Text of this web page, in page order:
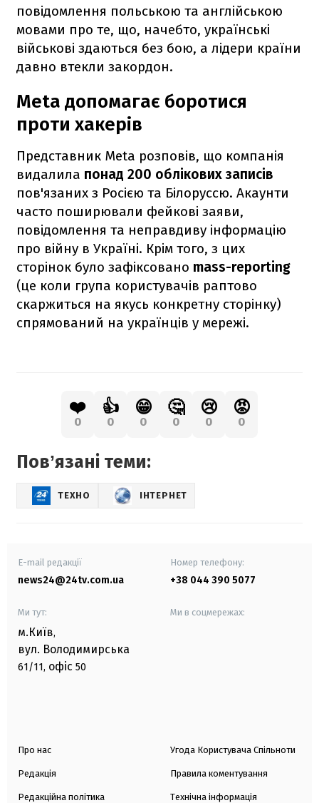
повідомлення польською та англійською
мовами про те, що, начебто, українські
військові здаються без бою, а лідери країни
давно втекли закордон.
Meta допомагає боротися
проти хакерів
Представник Meta розповів, що компанія
видалила понад 200 облікових записів
пов'язаних з Росією та Білоруссю. Акаунти
часто поширювали фейкові заяви,
повідомлення та неправдиву інформацію
про війну в Україні. Крім того, з цих
сторінок було зафіксовано mass-reporting
(це коли група користувачів раптово
скаржиться на якусь конкретну сторінку)
спрямований на українців у мережі.
❤️
0
👍
0
😁
0
🤔
0
😢
0
😡
0
Повʼязані теми:
ТЕХНО ІНТЕРНЕТ
E-mail редакції
news24@24tv.com.ua
Номер телефону:
+38 044 390 5077
Ми тут:
м.Київ,
вул. Володимирська
61/11, офіс 50
Ми в соцмережах:
Про нас
Редакція
Редакційна політика
Угода Користувача Спільноти
Правила коментування
Технічна інформація